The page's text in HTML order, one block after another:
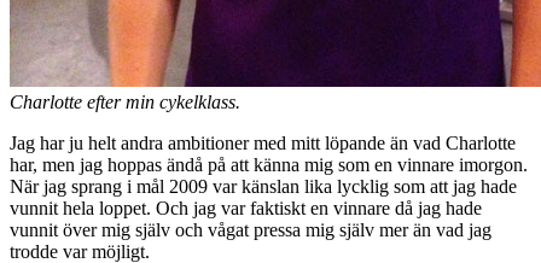
Charlotte efter min cykelklass.
Jag har ju helt andra ambitioner med mitt löpande än vad Charlotte
har, men jag hoppas ändå på att känna mig som en vinnare imorgon.
När jag sprang i mål 2009 var känslan lika lycklig som att jag hade
vunnit hela loppet. Och jag var faktiskt en vinnare då jag hade
vunnit över mig själv och vågat pressa mig själv mer än vad jag
trodde var möjligt.